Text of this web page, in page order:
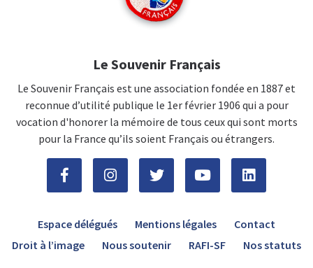
Le Souvenir Français
Le Souvenir Français est une association fondée en 1887 et
reconnue d’utilité publique le 1er février 1906 qui a pour
vocation d'honorer la mémoire de tous ceux qui sont morts
pour la France qu’ils soient Français ou étrangers.
Espace délégués Mentions légales
Contact
Droit à l’image
Nous soutenir RAFI-SF Nos statuts